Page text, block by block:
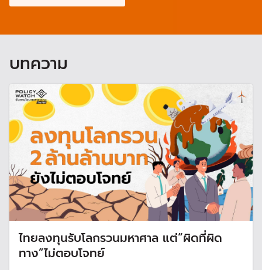
บทความ
ไทยลงทุนรับโลกรวนมหาศาล แต่“ผิดที่ผิด
ทาง”ไม่ตอบโจทย์